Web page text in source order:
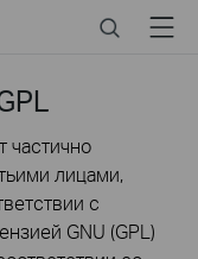
SearchMenu
частично
лицами,
с
GNU (GPL)